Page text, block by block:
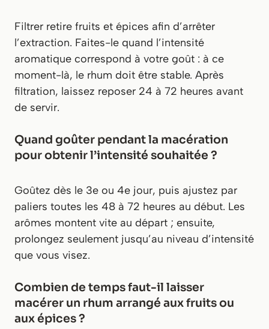
Filtrer retire fruits et épices afin d’arrêter
l’extraction. Faites-le quand l’intensité
aromatique correspond à votre goût : à ce
moment-là, le rhum doit être stable. Après
filtration, laissez reposer 24 à 72 heures avant
de servir.
Quand goûter pendant la macération
pour obtenir l’intensité souhaitée ?
Goûtez dès le 3e ou 4e jour, puis ajustez par
paliers toutes les 48 à 72 heures au début. Les
arômes montent vite au départ ; ensuite,
prolongez seulement jusqu’au niveau d’intensité
que vous visez.
Combien de temps faut-il laisser
macérer un rhum arrangé aux fruits ou
aux épices ?